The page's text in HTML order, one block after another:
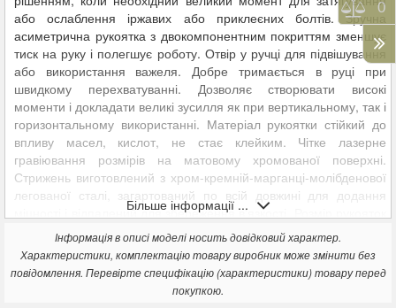
або ослаблення іржавих або приклеєних болтів. Зручна
асиметрична рукоятка з двокомпонентним покриттям зменшує
тиск на руку і полегшує роботу. Отвір у ручці для підвішування
або використання важеля. Добре тримається в руці при
швидкому перехватуванні. Дозволяє створювати високі
моменти і докладати великі зусилля як при вертикальному, так і
горизонтальному використанні. Матеріал рукоятки стійкий до
впливу масел, кислот, не стає клейким. Чітке лазерне
гравіювання розмірів на матовому хромованої поверхні.
Стрижень виготовлений з хром-кремній-марганці-молібденової
легованої сталі, загартований по всій довжині для додання
міцності і відпалений для збереження в'язкості. Розмір рукояток
підібраний виходячи з необхідного моменту затяжки для
кожного розміру. Кулькова шестигранна головка дозволяє
відкручувати гвинти у важкодоступних місцях під кутом до 25º.
Більше інформації ...
Інформація в описі моделі носить довідковий характер.
Характеристики, комплектацію товару виробник може змінити без
повідомлення. Перевірте специфікацію (характеристики) товару перед
покупкою.
0